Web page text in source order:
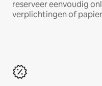
reserveer eenvoudig
verplichtingen of